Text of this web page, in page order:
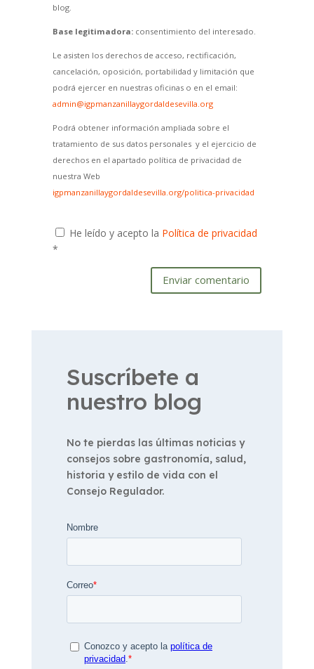
blog.
Base legitimadora:consentimiento del interesado.
Le asisten los derechos de acceso, rectificación,
cancelación, oposición, portabilidad y limitación que
podrá ejercer en nuestras oficinas o en el email:
admin@igpmanzanillaygordaldesevilla.org
Podrá obtener información ampliada sobre el
tratamiento de sus datos personales y el ejercicio de
derechos en el apartado política de privacidad de
nuestra Web
igpmanzanillaygordaldesevilla.org/politica-privacidad
He leído y acepto la Política de privacidad
*
Enviar comentario
Suscríbete a
nuestro blog
No te pierdas las últimas noticias y
consejos sobre gastronomía, salud,
historia y estilo de vida con el
Consejo Regulador.